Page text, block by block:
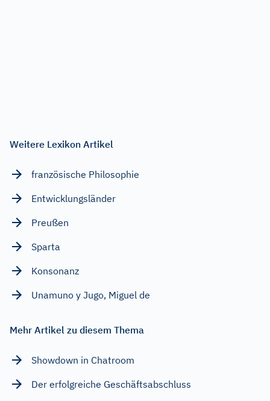
Weitere Lexikon Artikel
französische Philosophie
Entwicklungsländer
Preußen
Sparta
Konsonanz
Unamuno y Jugo, Miguel de
Mehr Artikel zu diesem Thema
Showdown in Chatroom
Der erfolgreiche Geschäftsabschluss